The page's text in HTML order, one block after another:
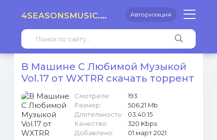
4SEASONSMUSIC.RU Авторизация
В Машине С Любимой Музыкой
Vol.17 от WXTRR скачать торрент
Смотрели:
193
Размер:
506.21 Mb
Длительность:
03:40:15
Качество:
320 Kbps
Добавлено:
01 март 2021